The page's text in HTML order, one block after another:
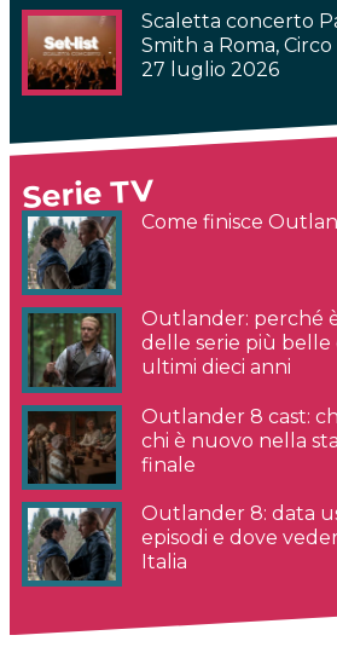
Scaletta concerto
Smith a Roma, Circo
27 luglio 2026
Serie TV
Come finisce
Outlander: perché
delle serie più belle
ultimi dieci anni
Outlander 8 cast:
chi è nuovo nella
finale
Outlander 8: data
episodi e dove
Italia